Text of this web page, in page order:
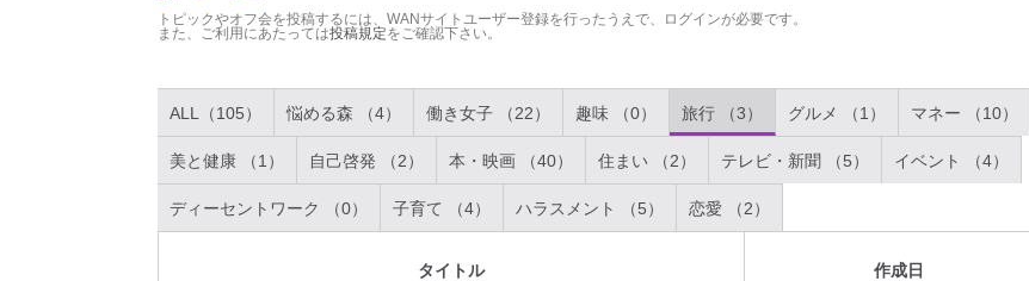
トピックやオフ会を投稿するには、WANサイトユーザー登録を行ったうえで、ログインが必要です。
また、ご利用にあたっては投稿規定をご確認下さい。
ALL（105） 悩める森 （4） 働き女子 （22） 趣味 （0） 旅行 （3） グルメ （1） マネー （10）
美と健康 （1） 自己啓発 （2） 本・映画 （40） 住まい （2） テレビ・新聞 （5） イベント （4）
ディーセントワーク （0） 子育て （4） ハラスメント （5） 恋愛 （2）
タイトル 作成日